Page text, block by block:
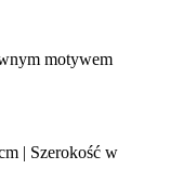
motywem
| Szerokość w